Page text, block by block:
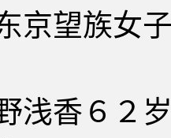
望族女子
香６２岁